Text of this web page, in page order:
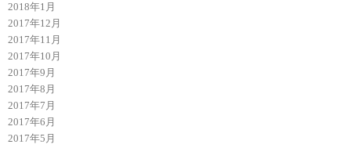
2018年1月
2017年12月
2017年11月
2017年10月
2017年9月
2017年8月
2017年7月
2017年6月
2017年5月